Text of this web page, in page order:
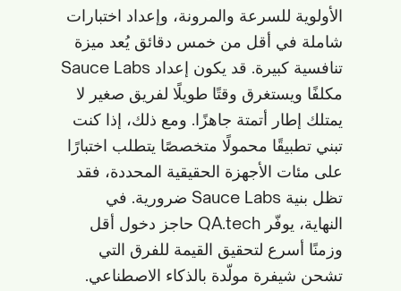
الأولوية للسرعة والمرونة، وإعداد اختبارات
شاملة في أقل من خمس دقائق يُعد ميزة
تنافسية كبيرة. قد يكون إعداد Sauce Labs
مكلفًا ويستغرق وقتًا طويلًا لفريق صغير لا
يمتلك إطار أتمتة جاهزًا. ومع ذلك، إذا كنت
تبني تطبيقًا محمولًا متخصصًا يتطلب اختبارًا
على مئات الأجهزة الحقيقية المحددة، فقد
تظل بنية Sauce Labs ضرورية. في
النهاية، يوفّر QA.tech حاجز دخول أقل
وزمنًا أسرع لتحقيق القيمة للفرق التي
تشحن شيفرة مولّدة بالذكاء الاصطناعي.